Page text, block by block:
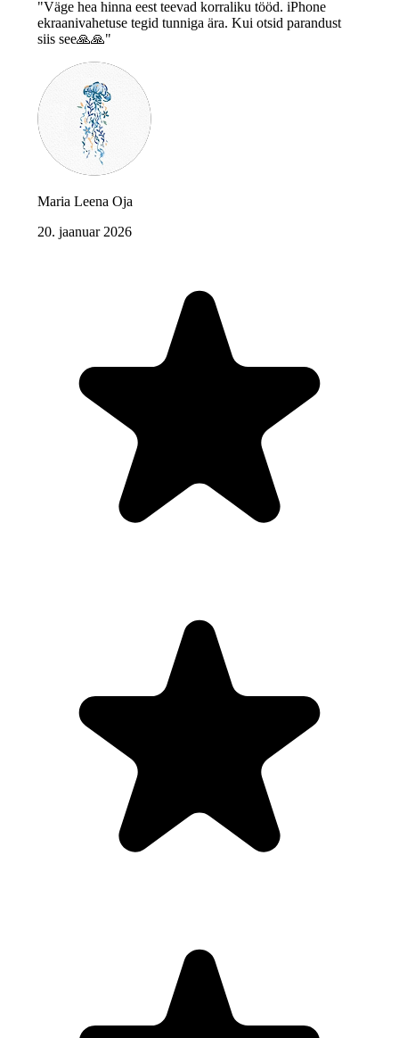
"Väge hea hinna eest teevad korraliku tööd. iPhone
ekraanivahetuse tegid tunniga ära. Kui otsid parandust
siis see🙏🙏"
Maria Leena Oja
20. jaanuar 2026